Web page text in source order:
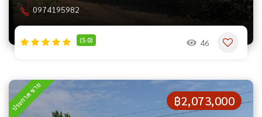
0974195982
(5.0) 46
฿2,073,000
ประกาศ ขาย